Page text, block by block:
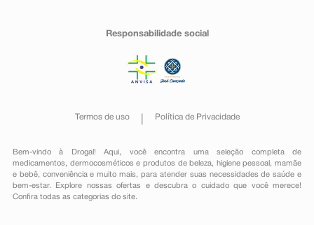
Responsabilidade social
Termos de uso Política de Privacidade
Bem-vindo à Drogal! Aqui, você encontra uma seleção completa de
medicamentos , dermocosméticos e produtos de beleza, higiene pessoal ,mamãe
e bebê, conveniênciae muito mais, para atender suas necessidades de saúde e
bem-estar. Explore nossas ofertas e descubra o cuidado que você merece!
Confira todas as categorias do site.